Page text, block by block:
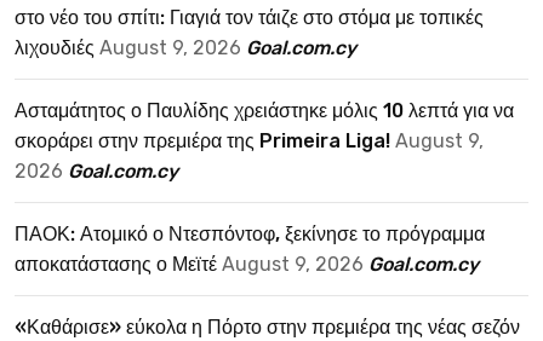
στο νέο του σπίτι: Γιαγιά τον τάιζε στο στόμα με τοπικές
λιχουδιές August 9, 2026 Goal.com.cy
Ασταμάτητος ο Παυλίδης χρειάστηκε μόλις 10 λεπτά για να
σκοράρει στην πρεμιέρα της Primeira Liga! August 9,
2026 Goal.com.cy
ΠΑΟΚ: Ατομικό ο Ντεσπόντοφ, ξεκίνησε το πρόγραμμα
αποκατάστασης ο Μεϊτέ August 9, 2026 Goal.com.cy
«Καθάρισε» εύκολα η Πόρτο στην πρεμιέρα της νέας σεζόν